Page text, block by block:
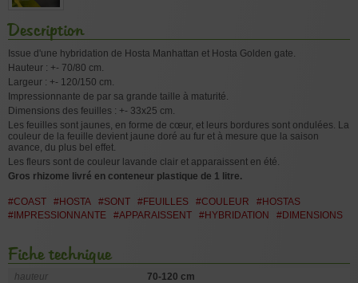
Description
Issue d'une hybridation de Hosta Manhattan et Hosta Golden gate.
Hauteur : +- 70/80 cm.
Largeur : +- 120/150 cm.
Impressionnante de par sa grande taille à maturité.
Dimensions des feuilles : +- 33x25 cm.
Les feuilles sont jaunes, en forme de cœur, et leurs bordures sont ondulées. La
couleur de la feuille devient jaune doré au fur et à mesure que la saison
avance, du plus bel effet.
Les fleurs sont de couleur lavande clair et apparaissent en été.
Gros rhizome livré en conteneur plastique de 1 litre.
#COAST #HOSTA #SONT #FEUILLES #COULEUR
#HOSTAS
#IMPRESSIONNANTE
#APPARAISSENT #HYBRIDATION #DIMENSIONS
Fiche technique
hauteur 70-120 cm